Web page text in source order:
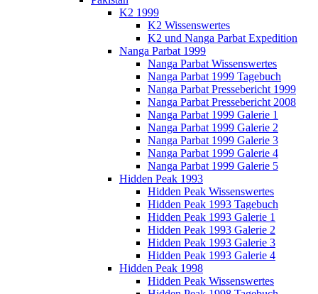
K2 1999
K2 Wissenswertes
K2 und Nanga Parbat Expedition
Nanga Parbat 1999
Nanga Parbat Wissenswertes
Nanga Parbat 1999 Tagebuch
Nanga Parbat Pressebericht 1999
Nanga Parbat Pressebericht 2008
Nanga Parbat 1999 Galerie 1
Nanga Parbat 1999 Galerie 2
Nanga Parbat 1999 Galerie 3
Nanga Parbat 1999 Galerie 4
Nanga Parbat 1999 Galerie 5
Hidden Peak 1993
Hidden Peak Wissenswertes
Hidden Peak 1993 Tagebuch
Hidden Peak 1993 Galerie 1
Hidden Peak 1993 Galerie 2
Hidden Peak 1993 Galerie 3
Hidden Peak 1993 Galerie 4
Hidden Peak 1998
Hidden Peak Wissenswertes